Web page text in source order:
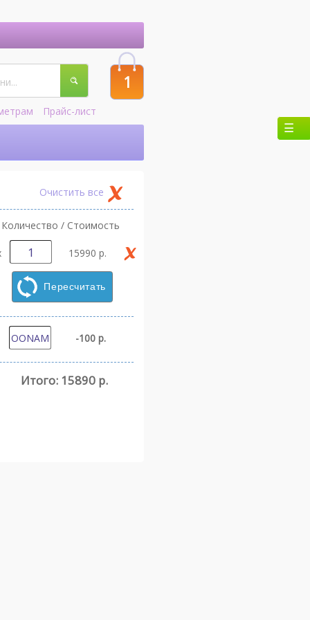
Прайс-лист
1
Очистить все
Количество / Стоимость
15990 р.
Пересчитать
-100 р.
Итого: 15890 р.